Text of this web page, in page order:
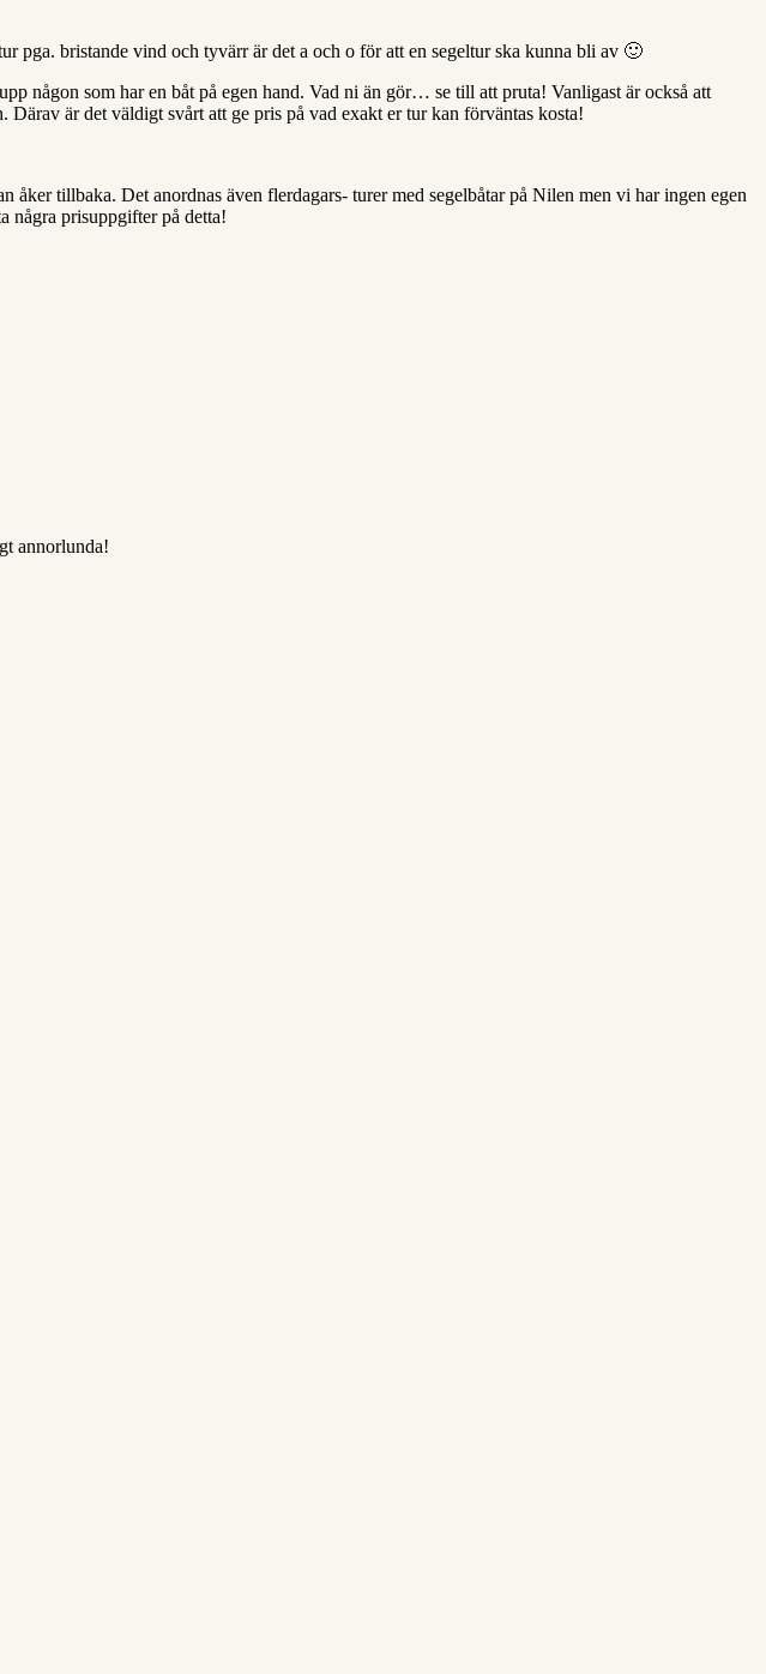
pga. bristande vind och tyvärr är det a och o för att en segeltur ska kunna bli av 🙂
någon som har en båt på egen hand. Vad ni än gör… se till att pruta! Vanligast är också att
är det väldigt svårt att ge pris på vad exakt er tur kan förväntas kosta!
åker tillbaka. Det anordnas även flerdagars- turer med segelbåtar på Nilen men vi har ingen egen
några prisuppgifter på detta!
annorlunda!